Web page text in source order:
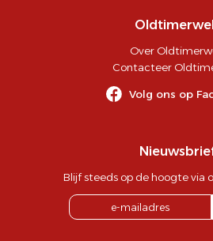
Over
Contacteer
Volg ons op
Blijf steeds op de hoogte via